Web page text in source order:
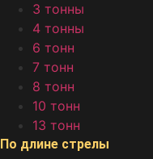
3 тонны
4 тонны
6 тонн
7 тонн
8 тонн
10 тонн
13 тонн
По длине стрелы